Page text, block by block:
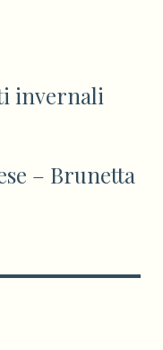
invernali
– Brunetta